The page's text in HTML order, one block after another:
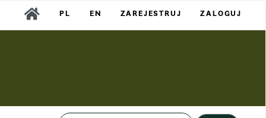
PL EN ZAREJESTRUJ ZALOGUJ